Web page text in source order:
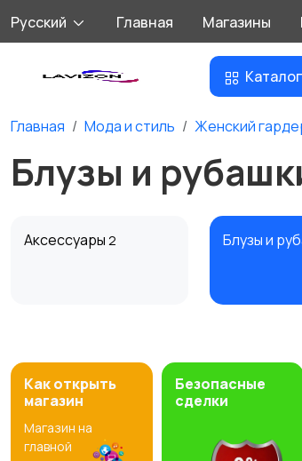
Русский Главная Магазины
Каталог
Главная Мода и стиль Женский
Блузы и
Аксессуары 2 Блузы и
Свитеры и толстовки
Как открыть
магазин
Магазин на
главной
Безопасные
сделки